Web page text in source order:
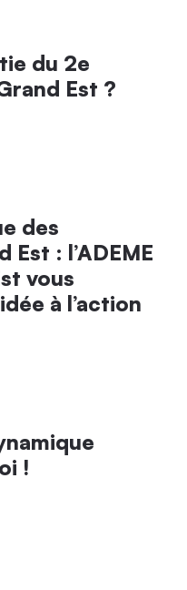
du 2e
Est ?
des
: l’ADEME
vous
à l’action
!